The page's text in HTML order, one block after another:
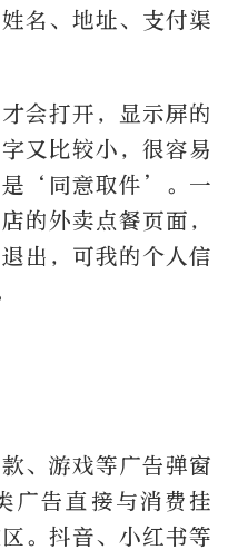
名、地址、支付渠
会打开，显示屏的
又比较小，很容易
‘同意取件’。一
的外卖点餐页面，
出，可我的个人信
、游戏等广告弹窗
广告直接与消费挂
。抖音、小红书等